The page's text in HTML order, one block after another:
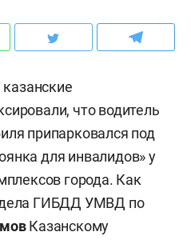
казанские
что водитель
припарковался под
для инвалидов» у
города. Как
ГИБДД УМВД по
Казанскому